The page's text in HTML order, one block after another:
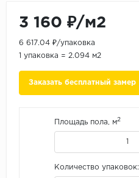
3 160 ₽/м2
6 617.04 ₽/упаковка
1 упаковка = 2.094 м2
Заказать бесплатный замер
Площадь пола, м2
Количество упаковок: